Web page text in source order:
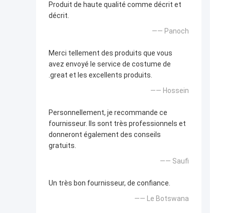
Produit de haute qualité comme décrit et
décrit.
—— Panoch
Merci tellement des produits que vous
avez envoyé le service de costume de
.great et les excellents produits.
—— Hossein
Personnellement, je recommande ce
fournisseur. Ils sont très professionnels et
donneront également des conseils
gratuits.
—— Saufi
Un très bon fournisseur, de confiance.
—— Le Botswana